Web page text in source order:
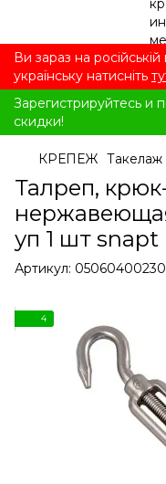
Ви зараз на
українську натисніть
Зарегистрируйтесь и
скидки!
КРЕПЕЖ Такелаж
Талреп,
уп 1 шт snapt
Артикул: 05060400230
4